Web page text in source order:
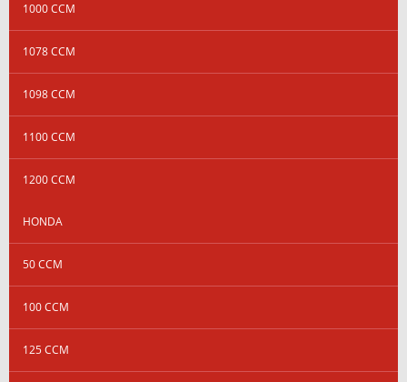
1000 CCM
1078 CCM
1098 CCM
1100 CCM
1200 CCM
HONDA
50 CCM
100 CCM
125 CCM